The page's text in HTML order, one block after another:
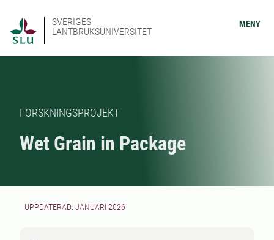
SVERIGES
LANTBRUKSUNIVERSITET
MENY
FORSKNINGSPROJEKT
Wet Grain in Package
UPPDATERAD: JANUARI 2026